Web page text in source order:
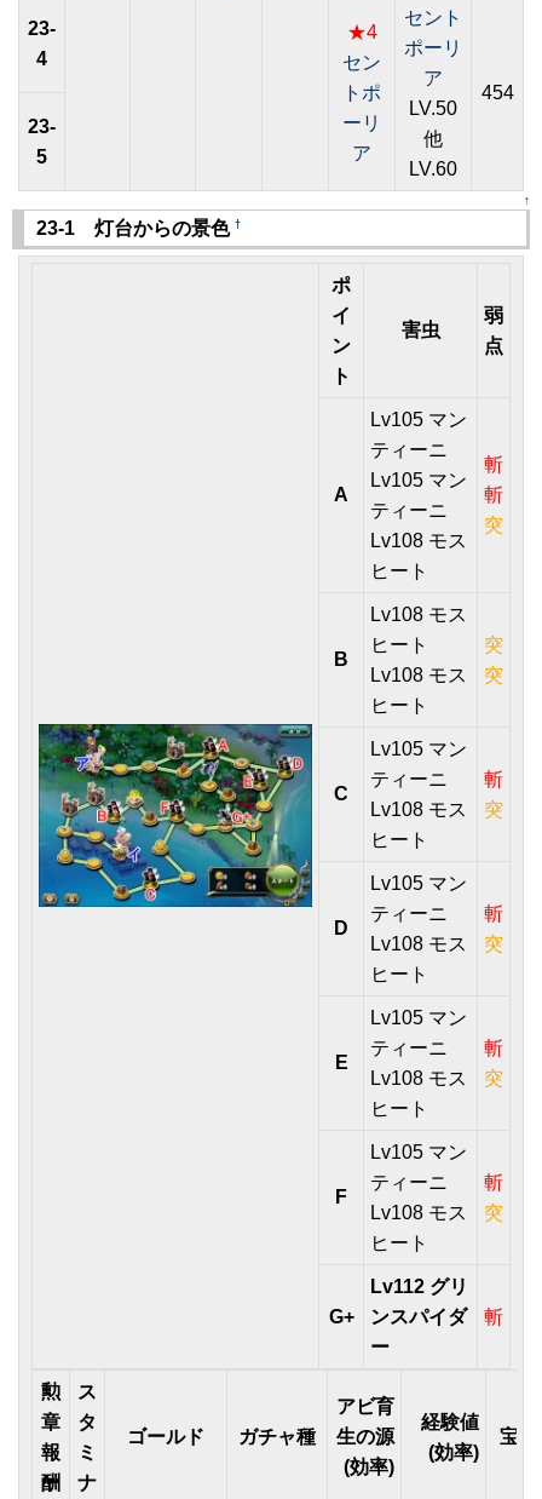
23-
4
★4
セン
トポ
ーリ
ア
セント
ポーリ
ア
LV.50
他
LV.60
454
23-
5
↑
23-1 灯台からの景色 †
ポ
イ
ン
ト
害虫
弱
点
A
Lv105 マン
ティーニ
Lv105 マン
ティーニ
Lv108 モス
ヒート
斬
斬
突
B
Lv108 モス
ヒート
Lv108 モス
ヒート
突
突
C
Lv105 マン
ティーニ
Lv108 モス
ヒート
斬
突
D
Lv105 マン
ティーニ
Lv108 モス
ヒート
斬
突
E
Lv105 マン
ティーニ
Lv108 モス
ヒート
斬
突
F
Lv105 マン
ティーニ
Lv108 モス
ヒート
斬
突
G+
Lv112 グリ
ンスパイダ
ー
斬
勲
章
報
酬
ス
タ
ミ
ナ
ゴールド ガチャ種
アビ育
生の源
(効率)
経験値
(効率)
宝箱